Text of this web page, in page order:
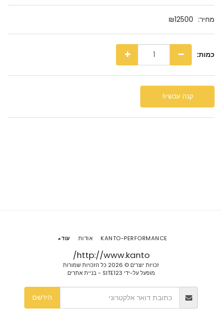
מחיר: ₪12500
כמות:
קנה עכשיו!
http://www.kanto/
זכויות יוצרים © 2026 כל הזכויות שמורות
מופעל על-ידי SITE123
-בניית אתרים
KANTO-PERFORMANCE אודות עוד
הירשם